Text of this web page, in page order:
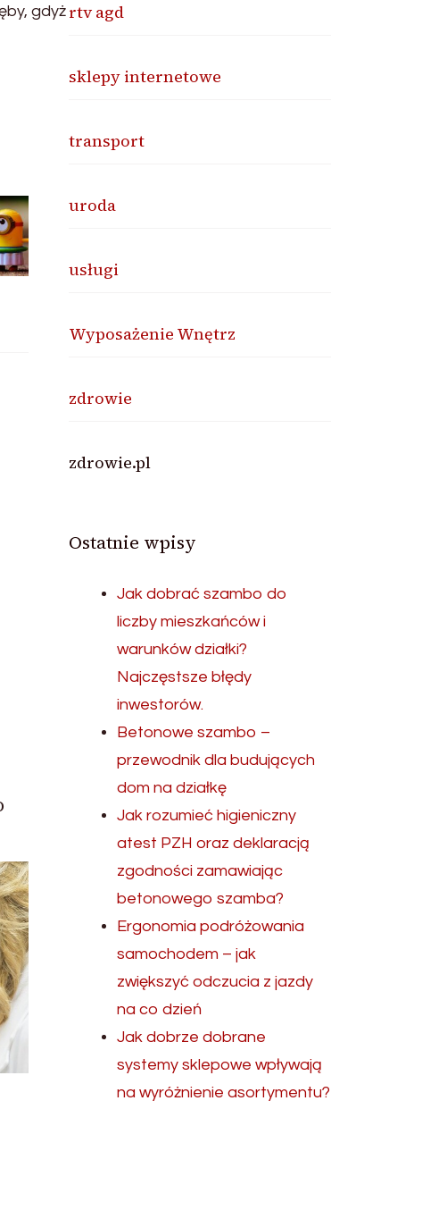
gdyż rtv agd
sklepy internetowe
transport
uroda
usługi
Wyposażenie Wnętrz
zdrowie
zdrowie.pl
Ostatnie wpisy
Jak dobrać szambo do
liczby mieszkańców i
warunków działki?
Najczęstsze błędy
inwestorów.
Betonowe szambo –
przewodnik dla budujących
dom na działkę
Jak rozumieć higieniczny
atest PZH oraz deklaracją
zgodności zamawiając
betonowego szamba?
Ergonomia podróżowania
samochodem – jak
zwiększyć odczucia z jazdy
na co dzień
Jak dobrze dobrane
systemy sklepowe wpływają
na wyróżnienie asortymentu?